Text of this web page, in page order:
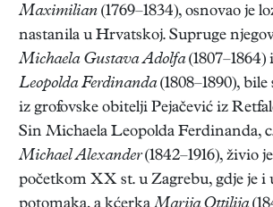
Maximilian (1769–1834), osnovao je
nastanila u Hrvatskoj. Supruge
Michaela Gustava Adolfa(1807–1864)
Leopolda Ferdinanda(1808–1890),
iz grofovske obitelji Pejačević iz
Sin Michaela Leopolda Ferdinanda,
Michael Alexander(1842–1916), živio
početkom XX st. u Zagrebu, gdje je i